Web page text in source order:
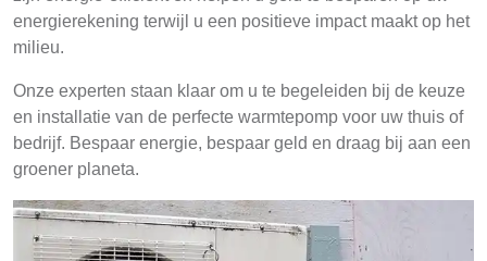
energierekening terwijl u een positieve impact maakt op het
milieu.
Onze experten staan klaar om u te begeleiden bij de keuze
en installatie van de perfecte warmtepomp voor uw thuis of
bedrijf. Bespaar energie, bespaar geld en draag bij aan een
groener planeta.